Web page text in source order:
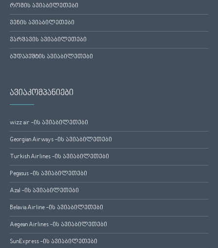
რომის ავიაბილეთები
ვენის ავიაბილეთები
ვარშავის ავიაბილეთები
ბუდაპეშტის ავიაბილეთები
ავიაკომპანიები
wizz air -ის ავიაბილეთები
Georgian Airways -ის ავიაბილეთები
Turkish Airlines -ის ავიაბილეთები
Pegasus -ის ავიაბილეთები
Azal -ის ავიაბილეთები
Belavia Airline -ის ავიაბილეთები
Aegean Airlines -ის ავიაბილეთები
SunExpress -ის ავიაბილეთები